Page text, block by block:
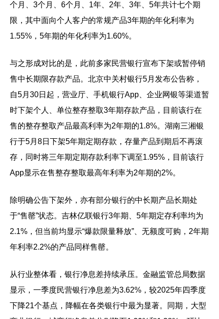
个月、3个月、6个月、1年、2年、3年、5年共计七个期
限，其中面向个人客户的常规产品3年期的年化利率为
1.55%，5年期的年化利率为1.60%。
与之形成对比的是，此前多家民营银行宣布下架或暂停销
售中长期限存款产品。北京中关村银行5月发布公告称，
自5月30日起，营业厅、手机银行App、企业网银等渠道暂
时下架个人、单位整存整取3年期存款产品，目前该行在
售的整存整取产品最高利率为2年期的1.8%。湖南三湘银
行于5月8日下架5年期定期存款，存量产品到期后不再滚
存，同时将三年期定期存款利率下调至1.95%，目前该行
App显示在售整存整取最高年利率为2年期的2%。
除明确公告下架外，亦有部分银行的中长期产品长期处
于“售罄”状态。吉林亿联银行3年期、5年期定存利率均为
2.1%，但当前均显示“爆款限量释放”、无额度可购，2年期
年利率2.2%的产品同样售罄。
从行业整体看，银行净息差持续承压。金融监管总局数据
显示，一季度民营银行净息差为3.62%，较2025年四季度
下降21个基点，降幅在各类银行中最为显著。同期，大型